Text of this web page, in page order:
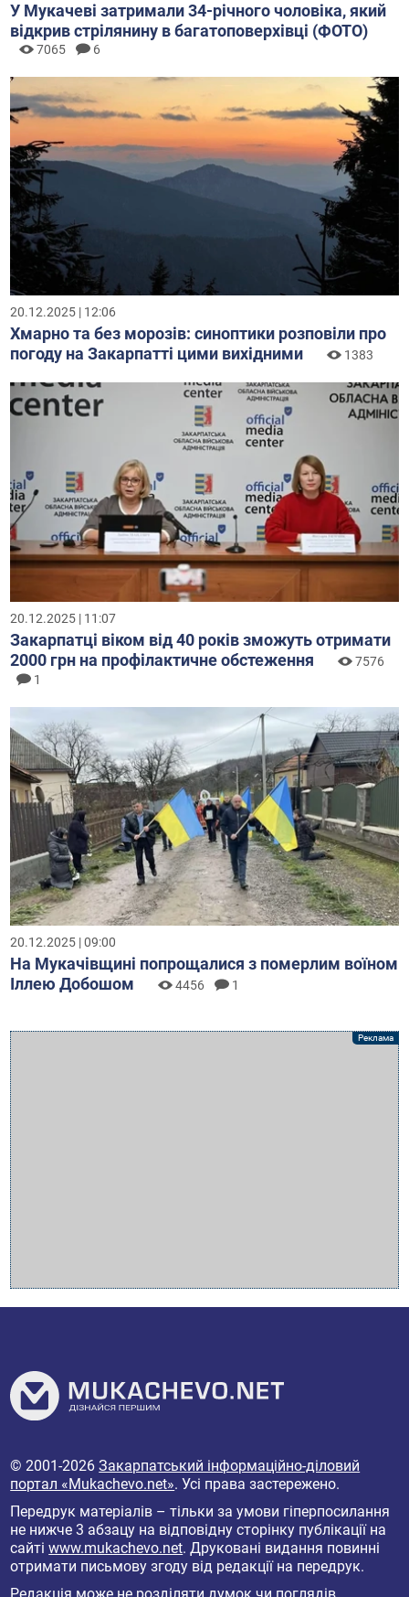
У Мукачеві затримали 34-річного чоловіка, який
відкрив стрілянину в багатоповерхівці (ФОТО)
7065 6
20.12.2025 | 12:06
Хмарно та без морозів: синоптики розповіли про
погоду на Закарпатті цими вихідними
1383
20.12.2025 | 11:07
Закарпатці віком від 40 років зможуть отримати
2000 грн на профілактичне обстеження
7576
1
20.12.2025 | 09:00
На Мукачівщині попрощалися з померлим воїном
Іллею Добошом
4456 1
© 2001-2026Закарпатський інформаційно-діловий
портал «Mukachevo.net». Усі права застережено.
Передрук матеріалів – тільки за умови гіперпосилання
не нижче 3 абзацу на відповідну сторінку публікації на
сайтіwww.mukachevo.net. Друковані видання повинні
отримати письмову згоду від редакції на передрук.
Редакція може не розділяти думок чи поглядів,